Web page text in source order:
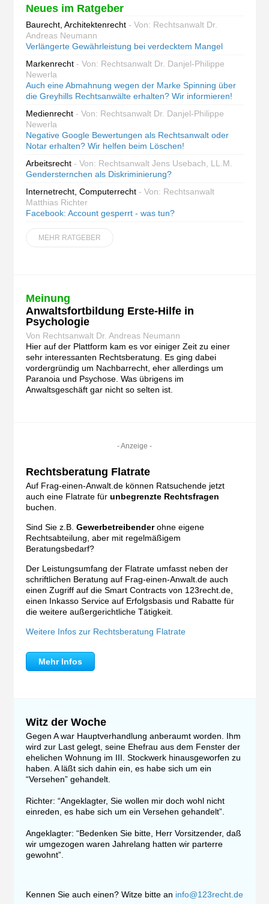
Neues im Ratgeber
Baurecht, Architektenrecht - Von: Rechtsanwalt Dr.
Andreas Neumann
Verlängerte Gewährleistung bei verdecktem Mangel
Markenrecht - Von: Rechtsanwalt Dr. Danjel-Philippe
Newerla
Auch eine Abmahnung wegen der Marke Spinning über
die Greyhills Rechtsanwälte erhalten? Wir informieren!
Medienrecht - Von: Rechtsanwalt Dr. Danjel-Philippe
Newerla
Negative Google Bewertungen als Rechtsanwalt oder
Notar erhalten? Wir helfen beim Löschen!
Arbeitsrecht - Von: Rechtsanwalt Jens Usebach, LL.M.
Gendersternchen als Diskriminierung?
Internetrecht, Computerrecht - Von: Rechtsanwalt
Matthias Richter
Facebook: Account gesperrt - was tun?
MEHR RATGEBER
Meinung
Anwaltsfortbildung Erste-Hilfe in
Psychologie
Von Rechtsanwalt Dr. Andreas Neumann
Hier auf der Plattform kam es vor einiger Zeit zu einer
sehr interessanten Rechtsberatung. Es ging dabei
vordergründig um Nachbarrecht, eher allerdings um
Paranoia und Psychose. Was übrigens im
Anwaltsgeschäft gar nicht so selten ist.
- Anzeige -
Rechtsberatung Flatrate
Auf Frag-einen-Anwalt.de können Ratsuchende jetzt
auch eine Flatrate für unbegrenzte Rechtsfragen
buchen.
Sind Sie z.B. Gewerbetreibenderohne eigene
Rechtsabteilung, aber mit regelmäßigem
Beratungsbedarf?
Der Leistungsumfang der Flatrate umfasst neben der
schriftlichen Beratung auf Frag-einen-Anwalt.de auch
einen Zugriff auf die Smart Contracts von 123recht.de,
einen Inkasso Service auf Erfolgsbasis und Rabatte für
die weitere außergerichtliche Tätigkeit.
Weitere Infos zur Rechtsberatung Flatrate
Mehr Infos
Witz der Woche
Gegen A war Hauptverhandlung anberaumt worden. Ihm
wird zur Last gelegt, seine Ehefrau aus dem Fenster der
ehelichen Wohnung im III. Stockwerk hinausgeworfen zu
haben. A läßt sich dahin ein, es habe sich um ein
“Versehen” gehandelt.
Richter: “Angeklagter, Sie wollen mir doch wohl nicht
einreden, es habe sich um ein Versehen gehandelt”.
Angeklagter: “Bedenken Sie bitte, Herr Vorsitzender, daß
wir umgezogen waren Jahrelang hatten wir parterre
gewohnt”.
Kennen Sie auch einen? Witze bitte an info@123recht.de